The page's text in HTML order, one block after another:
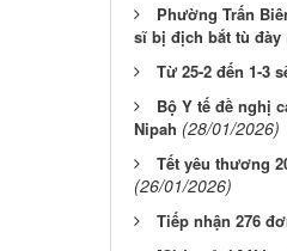
Phường Trấn
sĩ bị địch bắt tù đày
Từ 25-2 đến 1-3
Bộ Y tế đề nghị
Nipah (28/01/2026)
Tết yêu thương
(26/01/2026)
Tiếp nhận 276